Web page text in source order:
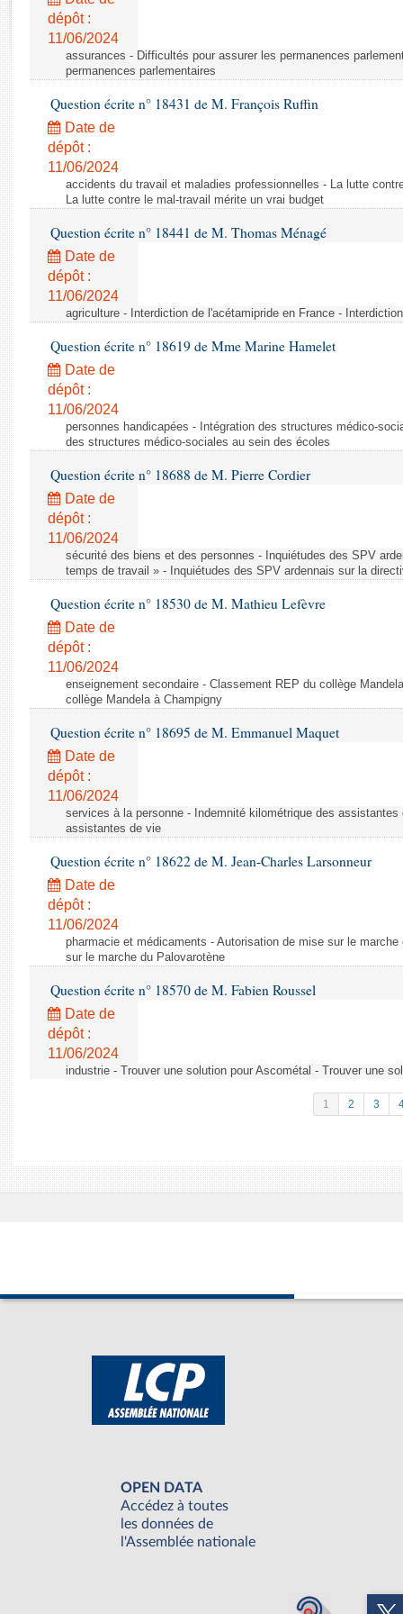
Rapports d'enquête
Rapports législatifs
Baromètre de l’application des lois
Dossiers législatifs
Budget et sécurité sociale
Questions écrites et orales
Comptes rendus des débats
dépôt :
11/06/2024
assurances - Difficultés pour assurer les permanences
permanences parlementaires
Question écrite n° 18431 de M. François Ruffin
Date de
dépôt :
11/06/2024
accidents du travail et maladies professionnelles - La lutte
La lutte contre le mal-travail mérite un vrai budget
Question écrite n° 18441 de M. Thomas Ménagé
Date de
dépôt :
11/06/2024
agriculture - Interdiction de l'acétamipride en France -
Question écrite n° 18619 de Mme Marine Hamelet
Date de
dépôt :
11/06/2024
personnes handicapées - Intégration des structures médico-
des structures médico-sociales au sein des écoles
Question écrite n° 18688 de M. Pierre Cordier
Date de
dépôt :
11/06/2024
sécurité des biens et des personnes - Inquiétudes des SPV
temps de travail » - Inquiétudes des SPV ardennais sur la
Question écrite n° 18530 de M. Mathieu Lefèvre
Date de
dépôt :
11/06/2024
enseignement secondaire - Classement REP du collège
collège Mandela à Champigny
Question écrite n° 18695 de M. Emmanuel Maquet
Date de
dépôt :
11/06/2024
services à la personne - Indemnité kilométrique des
assistantes de vie
Question écrite n° 18622 de M. Jean-Charles Larsonneur
Date de
dépôt :
11/06/2024
pharmacie et médicaments - Autorisation de mise sur le
sur le marche du Palovarotène
Question écrite n° 18570 de M. Fabien Roussel
Date de
dépôt :
11/06/2024
industrie - Trouver une solution pour Ascométal - Trouver une
1 2 3
OPEN DATA
Accédez à toutes
les données de
l'Assemblée nationale